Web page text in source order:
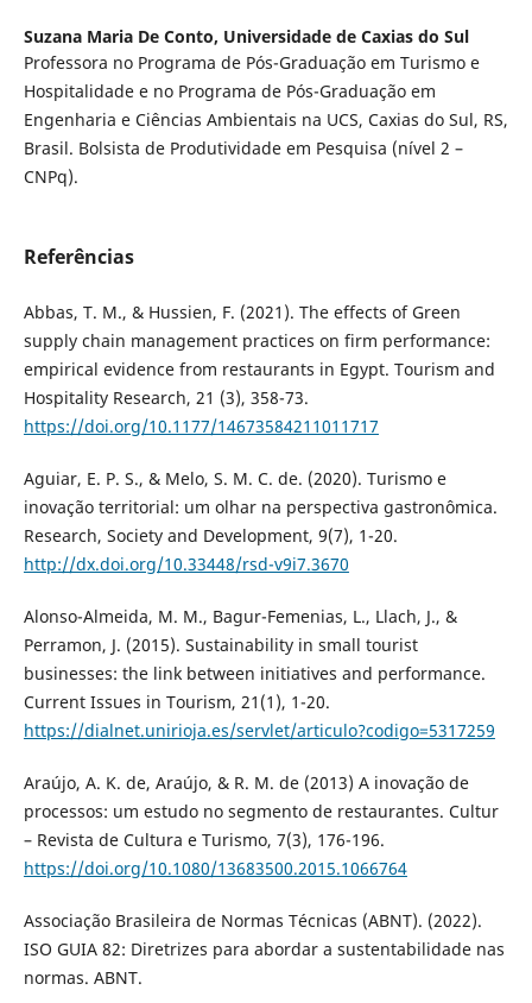
Suzana Maria De Conto, Universidade de Caxias do Sul
Professora no Programa de Pós-Graduação em Turismo e
Hospitalidade e no Programa de Pós-Graduação em
Engenharia e Ciências Ambientais na UCS, Caxias do Sul, RS,
Brasil. Bolsista de Produtividade em Pesquisa (nível 2 –
CNPq).
Referências
Abbas, T. M., & Hussien, F. (2021). The effects of Green
supply chain management practices on firm performance:
empirical evidence from restaurants in Egypt. Tourism and
Hospitality Research, 21 (3), 358-73.
https://doi.org/10.1177/14673584211011717
Aguiar, E. P. S., & Melo, S. M. C. de. (2020). Turismo e
inovação territorial: um olhar na perspectiva gastronômica.
Research, Society and Development, 9(7), 1-20.
http://dx.doi.org/10.33448/rsd-v9i7.3670
Alonso-Almeida, M. M., Bagur-Femenias, L., Llach, J., &
Perramon, J. (2015). Sustainability in small tourist
businesses: the link between initiatives and performance.
Current Issues in Tourism, 21(1), 1-20.
https://dialnet.unirioja.es/servlet/articulo?codigo=5317259
Araújo, A. K. de, Araújo, & R. M. de (2013) A inovação de
processos: um estudo no segmento de restaurantes. Cultur
– Revista de Cultura e Turismo, 7(3), 176-196.
https://doi.org/10.1080/13683500.2015.1066764
Associação Brasileira de Normas Técnicas (ABNT). (2022).
ISO GUIA 82: Diretrizes para abordar a sustentabilidade nas
normas. ABNT.